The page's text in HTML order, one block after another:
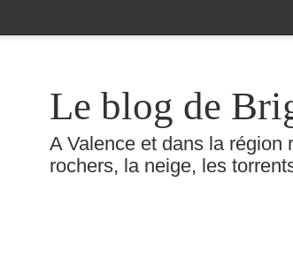
Le blog de
A Valence et dans la
rochers, la neige, les